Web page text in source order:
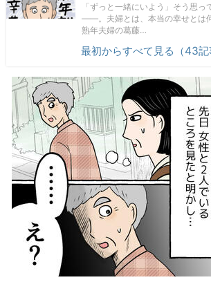
「ずっと一緒にいよう」そう思っ
――。夫婦とは、本当の幸せとは
熟年夫婦の葛藤…
最初からすべて見る（43記